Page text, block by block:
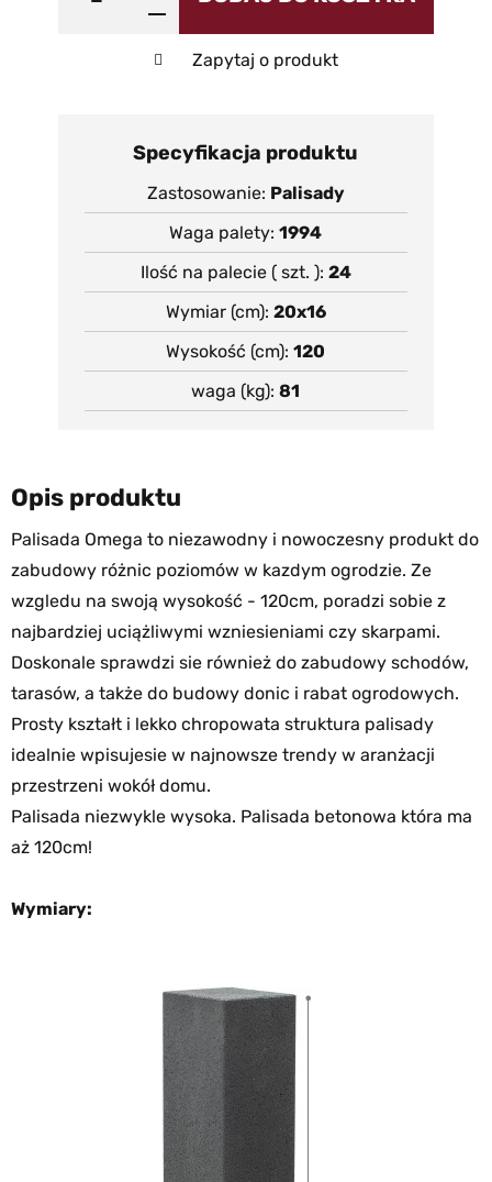
Zapytaj o produkt
Specyfikacja produktu
Zastosowanie Palisady
Waga palety 1994
Ilość na palecie ( szt. ) 24
Wymiar (cm) 20x16
Wysokość (cm) 120
waga (kg) 81
Opis produktu
Palisada Omega to niezawodny i nowoczesny produkt do
zabudowy różnic poziomów w kazdym ogrodzie. Ze
wzgledu na swoją wysokość - 120cm, poradzi sobie z
najbardziej uciążliwymi wzniesieniami czy skarpami.
Doskonale sprawdzi sie również do zabudowy schodów,
tarasów, a także do budowy donic i rabat ogrodowych.
Prosty kształt i lekko chropowata struktura palisady
idealnie wpisujesie w najnowsze trendy w aranżacji
przestrzeni wokół domu.
Palisada niezwykle wysoka. Palisada betonowa która ma
aż 120cm!
Wymiary: